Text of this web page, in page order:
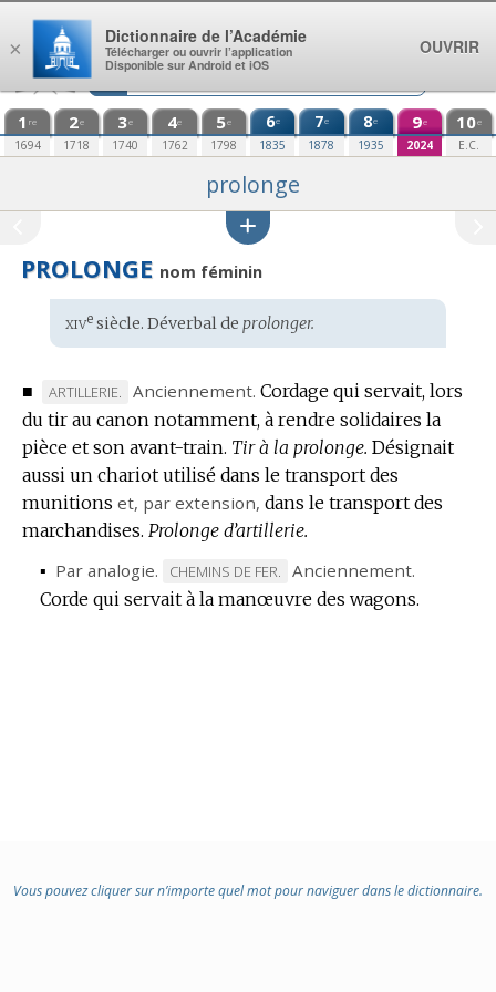
Aller au contenu
1 re
1694
2e
1718
3e
1740
4e
1762
5e
1798
6e
1835
7e
1878
8e
1935
9e
2024
10e
E.C.
prolonge
PROLONGE nom féminin
Étymologie
:
xivesiècle. Déverbal de prolonger.
■
MARQUE
DE
DOMAINE
:
ARTILLERIE. Anciennement. Cordage qui servait, lors
du tir au canon notamment, à rendre solidaires la
pièce et son avant-train. Tir à la prolonge. Désignait
aussi un chariot utilisé dans le transport des
munitions et, par extension, dans le transport des
marchandises. Prolonge d’artillerie.
▪ Par analogie.
MARQUE
DE
CHEMINS DE FER.
Anciennement.
Corde qui servait à la manœuvre des wagons.
Vous pouvez cliquer sur n’importe quel mot pour naviguer dans le dictionnaire.
×
Dictionnaire de l’Académie
Télécharger ou ouvrir l’application
Disponible sur Android et iOS
OUVRIR